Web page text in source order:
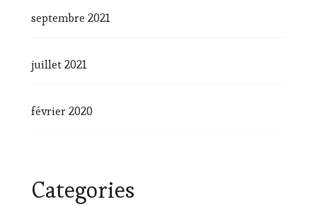
septembre 2021
juillet 2021
février 2020
Categories